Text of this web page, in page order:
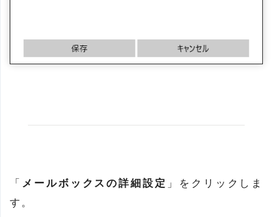
「 メールボックスの詳細設定 」をクリックしま
す。